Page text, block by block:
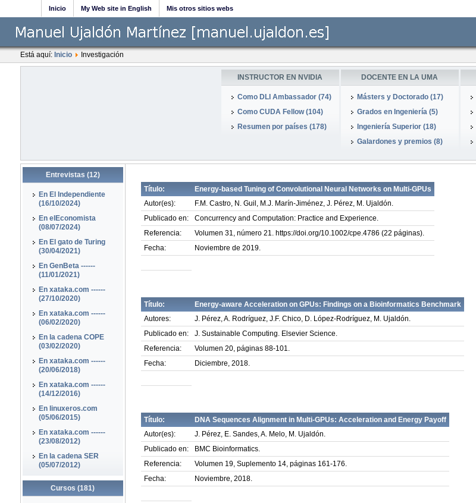
Inicio My Web site in English Mis otros sitios webs
Está aquí: Inicio Investigación
INSTRUCTOR EN NVIDIA
Como DLI Ambassador (74)
Como CUDA Fellow (104)
Resumen por países (178)
DOCENTE EN LA UMA
Másters y Doctorado (17)
Grados en Ingeniería (5)
Ingeniería Superior (18)
Galardones y premios (8)
Entrevistas (12)
En El Independiente
(16/10/2024)
En elEconomista
(08/07/2024)
En El gato de Turing
(30/04/2021)
En GenBeta ------
(11/01/2021)
En xataka.com ------
(27/10/2020)
En xataka.com ------
(06/02/2020)
En la cadena COPE
(03/02/2020)
En xataka.com ------
(20/06/2018)
En xataka.com ------
(14/12/2016)
En linuxeros.com
(05/06/2015)
En xataka.com ------
(23/08/2012)
En la cadena SER
(05/07/2012)
Cursos (181)
Título:
Energy-based Tuning of Convolutional Neural Networks on Multi-GPUs
Autor(es):
F.M. Castro, N. Guil, M.J. Marín-Jiménez, J. Pérez, M. Ujaldón.
Publicado en:
Concurrency and Computation: Practice and Experience.
Referencia:
Volumen 31, número 21. https://doi.org/10.1002/cpe.4786 (22 páginas).
Fecha:
Noviembre de 2019.
Título:
Energy-aware Acceleration on GPUs: Findings on a Bioinformatics Benchmark
Autores:
J. Pérez, A. Rodríguez, J.F. Chico, D. López-Rodríguez, M. Ujaldón.
Publicado en:
J. Sustainable Computing. Elsevier Science.
Referencia:
Volumen 20, páginas 88-101.
Fecha:
Diciembre, 2018.
Título:
DNA Sequences Alignment in Multi-GPUs: Acceleration and Energy Payoff
Autor(es):
J. Pérez, E. Sandes, A. Melo, M. Ujaldón.
Publicado en:
BMC Bioinformatics.
Referencia:
Volumen 19, Suplemento 14, páginas 161-176.
Fecha:
Noviembre, 2018.